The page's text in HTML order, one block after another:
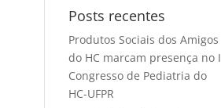
Posts recentes
Produtos Sociais dos Amigos
do HC marcam presença no I
Congresso de Pediatria do
HC-UFPR